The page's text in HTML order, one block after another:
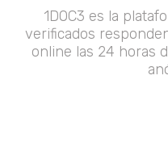
1DOC3 es la
verificados
online las 24 horas